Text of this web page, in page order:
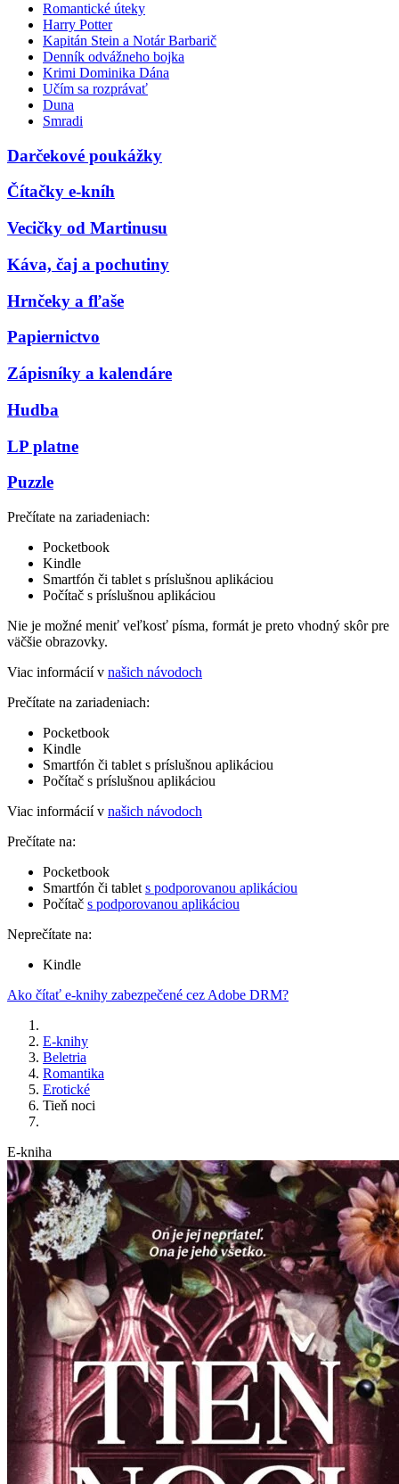
Romantické úteky
Harry Potter
Kapitán Stein a Notár Barbarič
Denník odvážneho bojka
Krimi Dominika Dána
Učím sa rozprávať
Duna
Smradi
Darčekové poukážky
Čítačky e-kníh
Vecičky od Martinusu
Káva, čaj a pochutiny
Hrnčeky a fľaše
Papiernictvo
Zápisníky a kalendáre
Hudba
LP platne
Puzzle
Prečítate na zariadeniach:
Pocketbook
Kindle
Smartfón či tablet s príslušnou aplikáciou
Počítač s príslušnou aplikáciou
Nie je možné meniť veľkosť písma, formát je preto vhodný skôr pre
väčšie obrazovky.
Viac informácií v našich návodoch
Prečítate na zariadeniach:
Pocketbook
Kindle
Smartfón či tablet s príslušnou aplikáciou
Počítač s príslušnou aplikáciou
Viac informácií v našich návodoch
Prečítate na:
Pocketbook
Smartfón či tablet s podporovanou aplikáciou
Počítač s podporovanou aplikáciou
Neprečítate na:
Kindle
Ako čítať e-knihy zabezpečené cez Adobe DRM?
E-knihy
Beletria
Romantika
Erotické
Tieň noci
E-kniha